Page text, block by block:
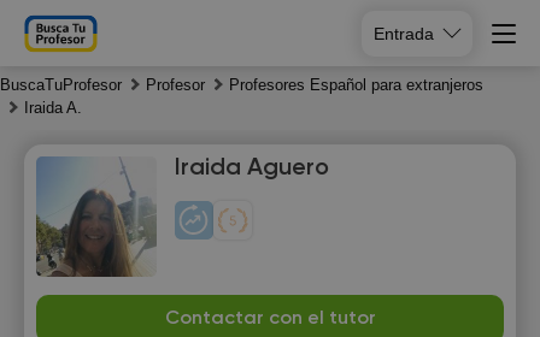
Entrada
BuscaTuProfesor Profesor
Profesores Español para extranjeros
Iraida A.
Iraida Aguero
Contactar con el tutor
Th
Fr
7
Sa
8
Su